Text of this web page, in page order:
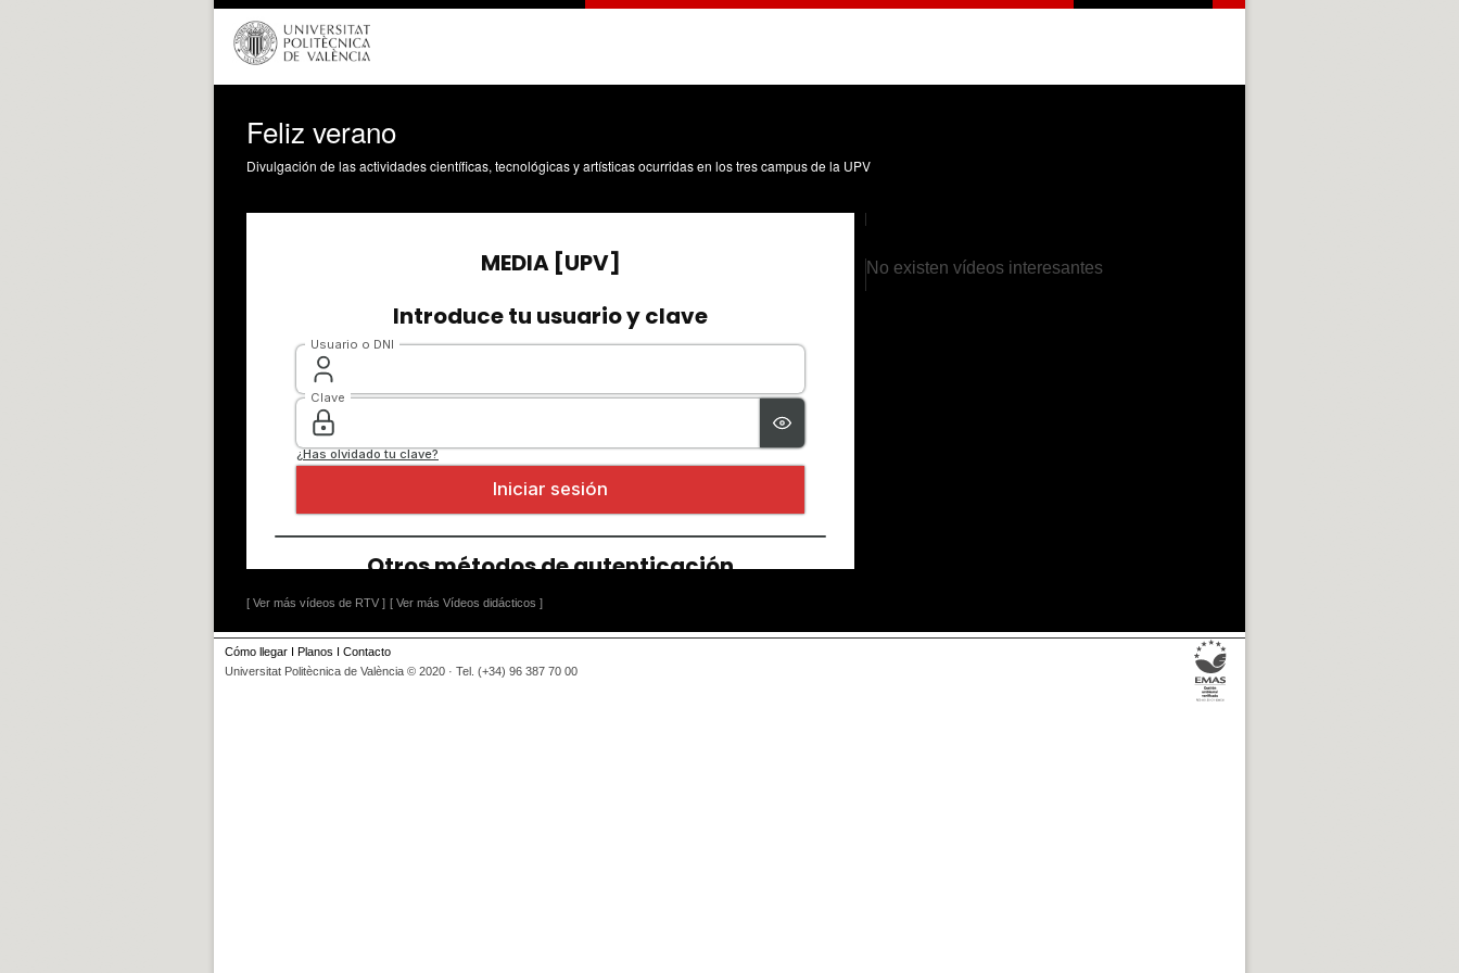
Feliz verano
Divulgación de las actividades científicas, tecnológicas y artísticas ocurridas en los tres campus de la UPV
[ Ver más vídeos de RTV ] [ Ver más Vídeos didácticos ]
No existen vídeos interesantes
Cómo llegar I Planos I Contacto
Universitat Politècnica de València © 2020 · Tel. (+34) 96 387 70 00